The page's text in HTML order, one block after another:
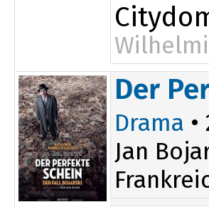
Der
Drama
Jan